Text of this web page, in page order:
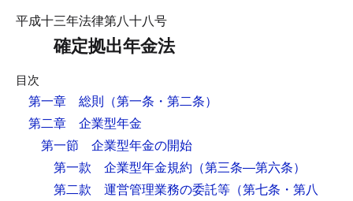
平成十三年法律第八十八号
確定拠出年金法
目次
第一章 総則 （第一条・第二条）
第二章 企業型年金
第一節 企業型年金の開始
第一款 企業型年金規約 （第三条―第六条）
第二款 運営管理業務の委託等 （第七条・第八